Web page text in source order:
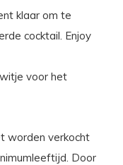
klaar om te
cocktail. Enjoy
voor het
worden verkocht
Door